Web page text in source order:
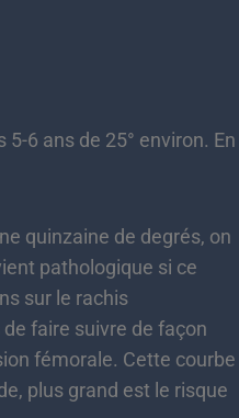
6 ans de 25° environ. En
quinzaine de degrés, on
pathologique si ce
sur le rachis
faire suivre de façon
fémorale. Cette courbe
plus grand est le risque